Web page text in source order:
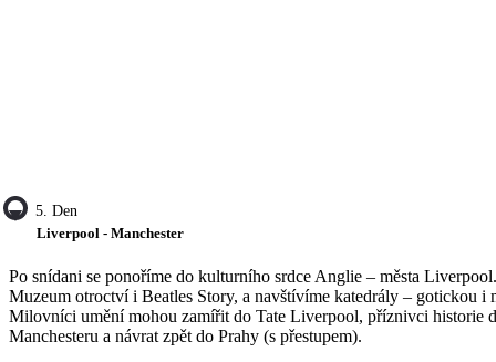
5. Den
Liverpool - Manchester
Po snídani se ponoříme do kulturního srdce Anglie – města
Muzeum otroctví i Beatles Story, a navštívíme katedrály – gotickou i
Milovníci umění mohou zamířit do Tate Liverpool, příznivci historie
Manchesteru a návrat zpět do Prahy (s přestupem).